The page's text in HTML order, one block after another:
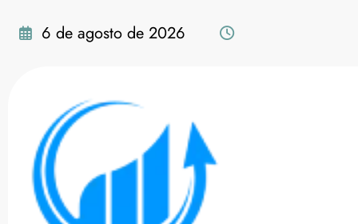
para
6 de agosto de 2026
Google Realiza